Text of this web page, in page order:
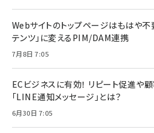
Webサイトのトップページはもはや不
テンツ」に変えるPIM/DAM連携
7月8日 7:05
ECビジネスに有効！ リピート促進や
「LINE通知メッセージ」とは？
6月30日 7:05